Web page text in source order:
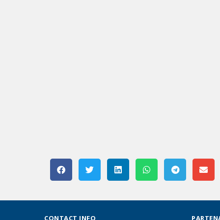
CONTACT INFO